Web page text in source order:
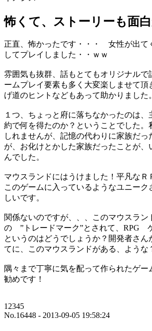
怖くて、ストーリーも面白
正直、怖かったです・・・ 女性が出て
してプレイしました・・ｗｗ
雰囲気も抜群、話もとてもオリジナルで
ームプレイ要素も多く大変楽しませて頂
げ道のヒントなどもあって助かりました。
１つ、ちょっと府に落ちなかったのは、
約で何を得たのか？ということでした。
しれませんが、記憶の代わりに家族だっ
が、お化けとかした家族だったことが、
んでした。
マウスランドにはうけました！平凡なＲ
このゲームに入っているようなユニーク
しいです。
関係ないのですが、、、このマウスラン
の ”トレードマーク”とされて、RPG
というのはどうでしょうか？開発者さん
てに、このマウスランドがある、ような
隅々まで丁寧に気を配って作られたゲー
勧めです！
12345
No.16448 - 2013-09-05 19:58:24